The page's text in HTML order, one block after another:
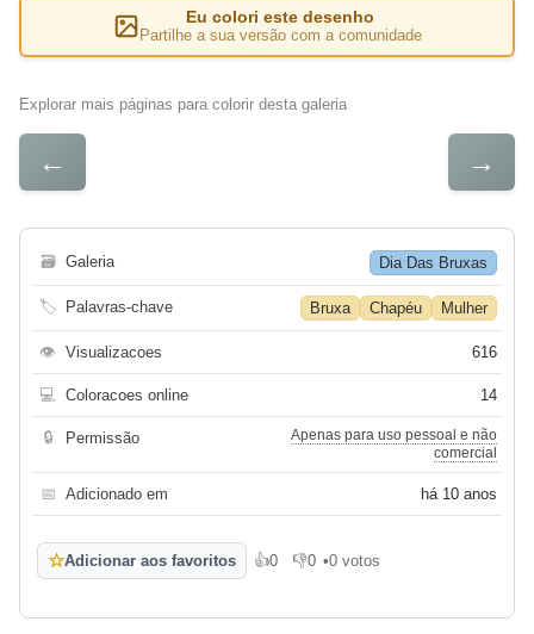
Eu colori este desenho
Partilhe a sua versão com a comunidade
Explorar mais páginas para colorir desta galeria
← →
🗃 Galeria Dia Das Bruxas
🏷 Palavras-chave Bruxa Chapéu Mulher
👁 Visualizacoes 616
💻 Coloracoes online 14
🔒 Permissão
Apenas para uso pessoal e não
comercial
📅 Adicionado em há 10 anos
☆Adicionar aos favoritos 👍0
Gosto 👎0
Não gosto
•0 votos